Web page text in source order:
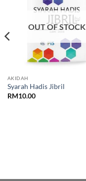
OUT OF STOCK
AKIDAH
Syarah Hadis Jibril
RM10.00